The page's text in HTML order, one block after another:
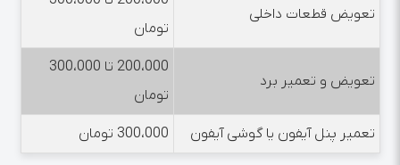
تعویض قطعات داخلی
تومان
تعویض و تعمیر برد
200،000 تا 300،000
تومان
تعمیر پنل آیفون یا گوشی آیفون 300،000 تومان